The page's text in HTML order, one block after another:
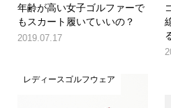
年齢が高い女子ゴルファーで
もスカート履いていいの？
2019.07.17
レディースゴルフウェア